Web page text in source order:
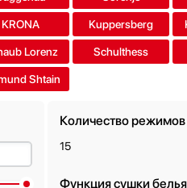
KRONA Kuppersberg
Lorenz Schulthess
Shtain
Количество режимов
15
Функция сушки белья